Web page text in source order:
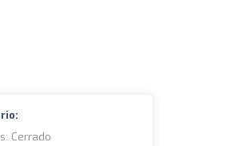
Cerrado